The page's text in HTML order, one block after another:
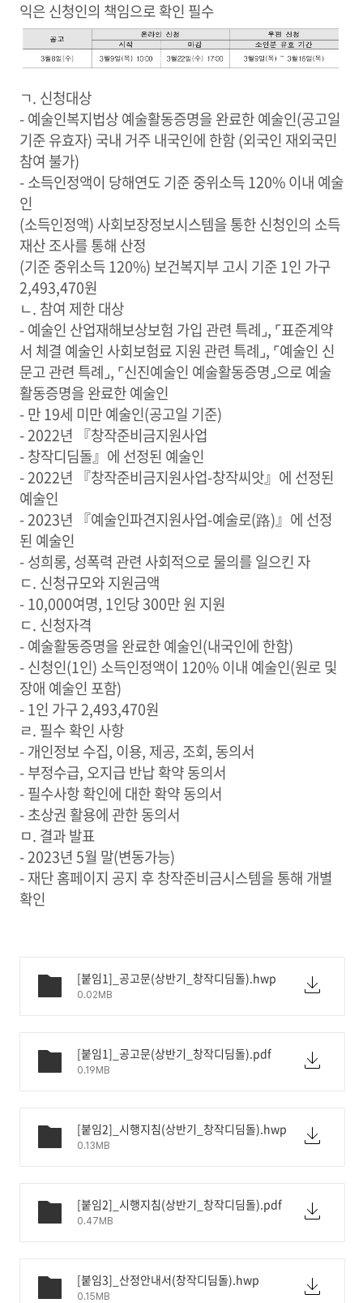
익은 신청인의 책임으로 확인 필수
ㄱ. 신청대상
- 예술인복지법상 예술활동증명을 완료한 예술인(공고일
기준 유효자) 국내 거주 내국인에 한함 (외국인 재외국민
참여 불가)
- 소득인정액이 당해연도 기준 중위소득 120% 이내 예술
인
(소득인정액) 사회보장정보시스템을 통한 신청인의 소득
재산 조사를 통해 산정
(기준 중위소득 120%) 보건복지부 고시 기준 1인 가구
2,493,470원
ㄴ. 참여 제한 대상
- 예술인 산업재해보상보험 가입 관련 특례⌟, ⌜표준계약
서 체결 예술인 사회보험료 지원 관련 특례⌟, ⌜예술인 신
문고 관련 특례⌟, ⌜신진예술인 예술활동증명⌟으로 예술
활동증명을 완료한 예술인
- 만 19세 미만 예술인(공고일 기준)
- 2022년 『창작준비금지원사업
- 창작디딤돌』에 선정된 예술인
- 2022년 『창작준비금지원사업-창작씨앗』에 선정된
예술인
- 2023년 『예술인파견지원사업-예술로(路)』에 선정
된 예술인
- 성희롱, 성폭력 관련 사회적으로 물의를 일으킨 자
ㄷ. 신청규모와 지원금액
- 10,000여명, 1인당 300만 원 지원
ㄷ. 신청자격
- 예술활동증명을 완료한 예술인(내국인에 한함)
- 신청인(1인) 소득인정액이 120% 이내 예술인(원로 및
장애 예술인 포함)
- 1인 가구 2,493,470원
ㄹ. 필수 확인 사항
- 개인정보 수집, 이용, 제공, 조회, 동의서
- 부정수급, 오지급 반납 확약 동의서
- 필수사항 확인에 대한 확약 동의서
- 초상권 활용에 관한 동의서
ㅁ. 결과 발표
- 2023년 5월 말(변동가능)
- 재단 홈페이지 공지 후 창작준비금시스템을 통해 개별
확인
[붙임1]_공고문(상반기_창작디딤돌).hwp
0.02MB
[붙임1]_공고문(상반기_창작디딤돌).pdf
0.19MB
[붙임2]_시행지침(상반기_창작디딤돌).hwp
0.13MB
[붙임2]_시행지침(상반기_창작디딤돌).pdf
0.47MB
[붙임3]_산정안내서(창작디딤돌).hwp
0.15MB